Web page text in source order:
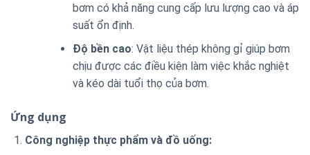
bơm có khả năng cung cấp lưu lượng cao và áp
suất ổn định.
Độ bền cao: Vật liệu thép không gỉ giúp bơm
chịu được các điều kiện làm việc khắc nghiệt
và kéo dài tuổi thọ của bơm.
Ứng dụng
Công nghiệp thực phẩm và đồ uống: